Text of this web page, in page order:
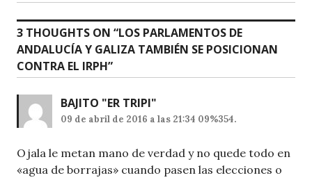
3 THOUGHTS ON “LOS PARLAMENTOS DE
ANDALUCÍA Y GALIZA TAMBIÉN SE POSICIONAN
CONTRA EL IRPH”
BAJITO "ER TRIPI"
09 de abril de 2016 a las 21:34 09%354.
Ojala le metan mano de verdad y no quede todo en
«agua de borrajas» cuando pasen las elecciones o